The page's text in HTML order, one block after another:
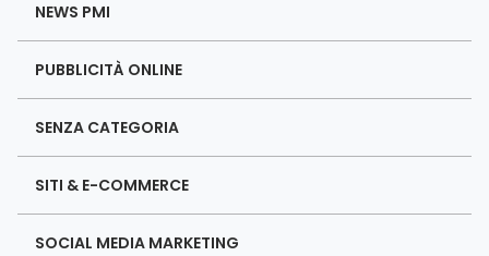
NEWS PMI
PUBBLICITÀ ONLINE
SENZA CATEGORIA
SITI & E-COMMERCE
SOCIAL MEDIA MARKETING